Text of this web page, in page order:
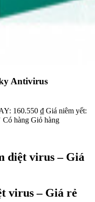
Antivirus
160.550 ₫ Giá niêm yết:
hàng Giỏ hàng
diệt virus – Giá
virus – Giá rẻ